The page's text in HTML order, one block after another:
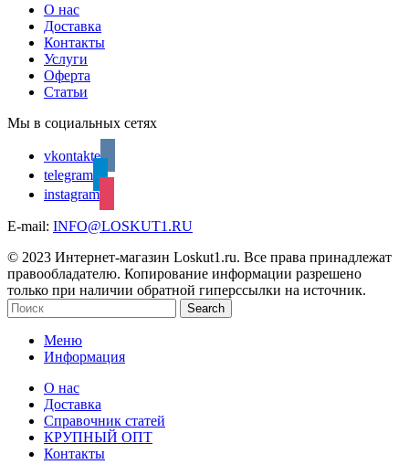
О нас
Доставка
Контакты
Услуги
Оферта
Статьи
Мы в социальных сетях
vkontakte
telegram
instagram
E-mail: INFO@LOSKUT1.RU
© 2023 Интернет-магазин Loskut1.ru. Все права принадлежат
правообладателю. Копирование информации разрешено
только при наличии обратной гиперссылки на источник.
Search
Меню
Информация
О нас
Доставка
Справочник статей
КРУПНЫЙ ОПТ
Контакты